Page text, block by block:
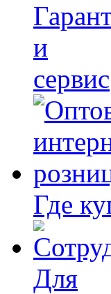
и
сервис
Где
Для